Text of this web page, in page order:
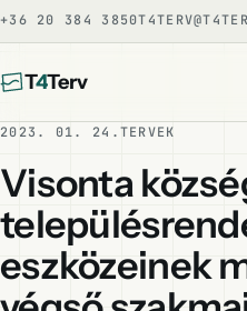
+36 20 384 3850
T4Terv
2023. 01. 24.TERVEK
Visonta
eszközeinek